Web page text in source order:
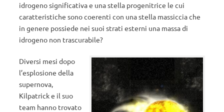
idrogeno significativa e una stella progenitrice le cui
caratteristiche sono coerenti con una stella massiccia che
in genere possiede nei suoi strati esterni una massa di
idrogeno non trascurabile?
Diversi mesi dopo
l’esplosione della
supernova,
Kilpatrick e il suo
team hanno trovato